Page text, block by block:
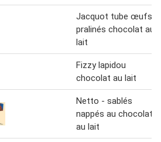
Jacquot tube œufs
pralinés chocolat au
lait
Fizzy lapidou
chocolat au lait
Netto - sablés
nappés au chocolat
au lait